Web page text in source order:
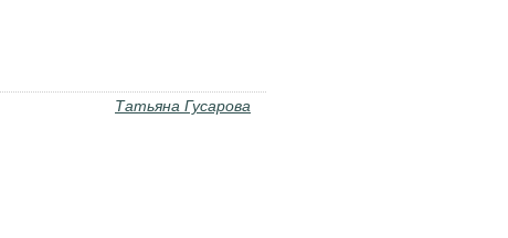
Татьяна Гусарова